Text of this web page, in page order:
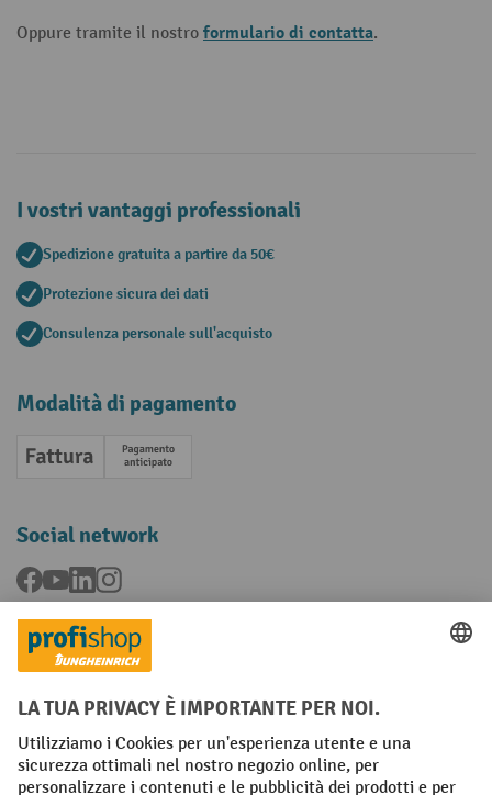
Oppure tramite il nostro formulario di contatta.
I vostri vantaggi professionali
Spedizione gratuita a partire da 50€
Protezione sicura dei dati
Consulenza personale sull'acquisto
Modalità di pagamento
Fattura Pagamento anticipato
Social network
Facebook
YouTubeLinkedInInstagram
Condizioni Generali di Vendita
Dichiarazione di protezione dei dati Impronta
Impostazioni sulla privacy